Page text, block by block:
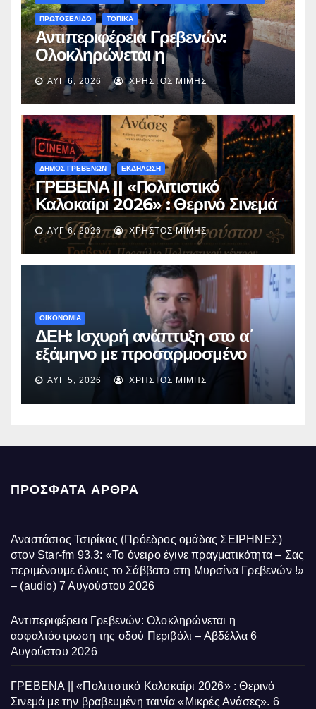
ΠΡΩΤΟΣΕΛΙΔΟ ΤΟΠΙΚΑ
Αντιπεριφέρεια Γρεβενών:
Ολοκληρώνεται η
ασφαλτόστρωση της οδού
Περιβόλι – Αβδέλλα
ΑΥΓ 6, 2026 ΧΡΉΣΤΟΣ ΜΊΜΗΣ
ΔΗΜΟΣ ΓΡΕΒΕΝΩΝ ΕΚΔΗΛΩΣΗ
ΓΡΕΒΕΝΑ || «Πολιτιστικό
Καλοκαίρι 2026» : Θερινό Σινεμά
με την βραβευμένη ταινία
«Μικρές Ανάσες».
ΑΥΓ 6, 2026 ΧΡΉΣΤΟΣ ΜΊΜΗΣ
ΟΙΚΟΝΟΜΙΑ
ΔΕΗ: Ισχυρή ανάπτυξη στο α΄
εξάμηνο με προσαρμοσμένο
EBITDA στα €1,2 δισ.
ΑΥΓ 5, 2026 ΧΡΉΣΤΟΣ ΜΊΜΗΣ
ΠΡΌΣΦΑΤΑ ΆΡΘΡΑ
Αναστάσιος Τσιρίκας (Πρόεδρος ομάδας ΣΕΙΡΗΝΕΣ)
στον Star-fm 93.3: «Το όνειρο έγινε πραγματικότητα – Σας
περιμένουμε όλους το Σάββατο στη Μυρσίνα Γρεβενών !»
– (audio) 7 Αυγούστου 2026
Αντιπεριφέρεια Γρεβενών: Ολοκληρώνεται η
ασφαλτόστρωση της οδού Περιβόλι – Αβδέλλα 6
Αυγούστου 2026
ΓΡΕΒΕΝΑ || «Πολιτιστικό Καλοκαίρι 2026» : Θερινό
Σινεμά με την βραβευμένη ταινία «Μικρές Ανάσες». 6